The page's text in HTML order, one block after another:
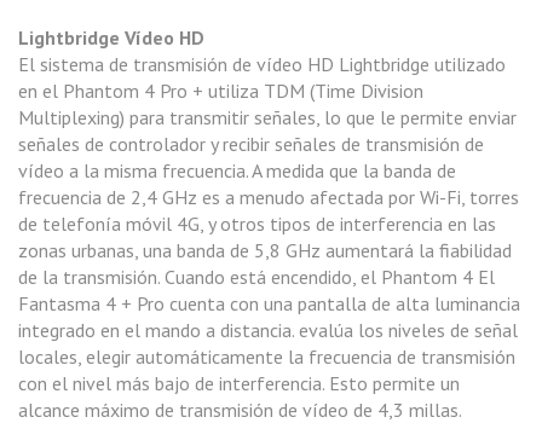
Lightbridge Vídeo HD
El sistema de transmisión de vídeo HD Lightbridge utilizado
en el Phantom 4 Pro + utiliza TDM (Time Division
Multiplexing) para transmitir señales, lo que le permite enviar
señales de controlador y recibir señales de transmisión de
vídeo a la misma frecuencia. A medida que la banda de
frecuencia de 2,4 GHz es a menudo afectada por Wi-Fi, torres
de telefonía móvil 4G, y otros tipos de interferencia en las
zonas urbanas, una banda de 5,8 GHz aumentará la fiabilidad
de la transmisión. Cuando está encendido, el Phantom 4 El
Fantasma 4 + Pro cuenta con una pantalla de alta luminancia
integrado en el mando a distancia. evalúa los niveles de señal
locales, elegir automáticamente la frecuencia de transmisión
con el nivel más bajo de interferencia. Esto permite un
alcance máximo de transmisión de vídeo de 4,3 millas.